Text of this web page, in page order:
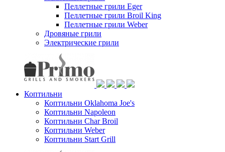
Пеллетные грили Eger
Пеллетные грили Broil King
Пеллетные грили Weber
Дровяные грили
Электрические грили
Коптильни
Коптильни Oklahoma Joe's
Коптильни Napoleon
Коптильни Char Broil
Коптильни Weber
Коптильни Start Grill